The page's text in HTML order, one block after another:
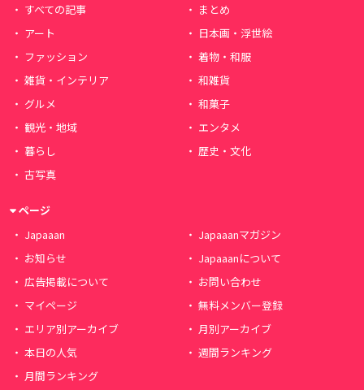
すべての記事
まとめ
アート
日本画・浮世絵
ファッション
着物・和服
雑貨・インテリア
和雑貨
グルメ
和菓子
観光・地域
エンタメ
暮らし
歴史・文化
古写真
ページ
Japaaan
Japaaanマガジン
お知らせ
Japaaanについて
広告掲載について
お問い合わせ
マイページ
無料メンバー登録
エリア別アーカイブ
月別アーカイブ
本日の人気
週間ランキング
月間ランキング